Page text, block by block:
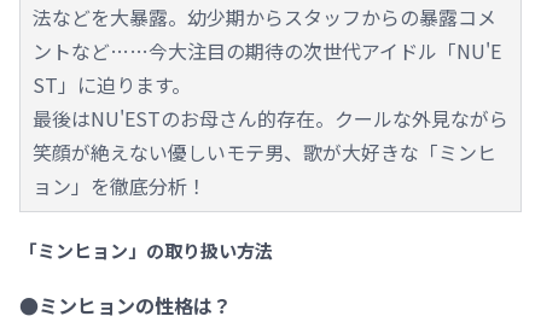
法などを大暴露。幼少期からスタッフからの暴露コメ
ントなど……今大注目の期待の次世代アイドル「NU'E
ST」に迫ります。
最後はNU'ESTのお母さん的存在。クールな外見ながら
笑顔が絶えない優しいモテ男、歌が大好きな「ミンヒ
ョン」を徹底分析！
「ミンヒョン」の取り扱い方法
●ミンヒョンの性格は？